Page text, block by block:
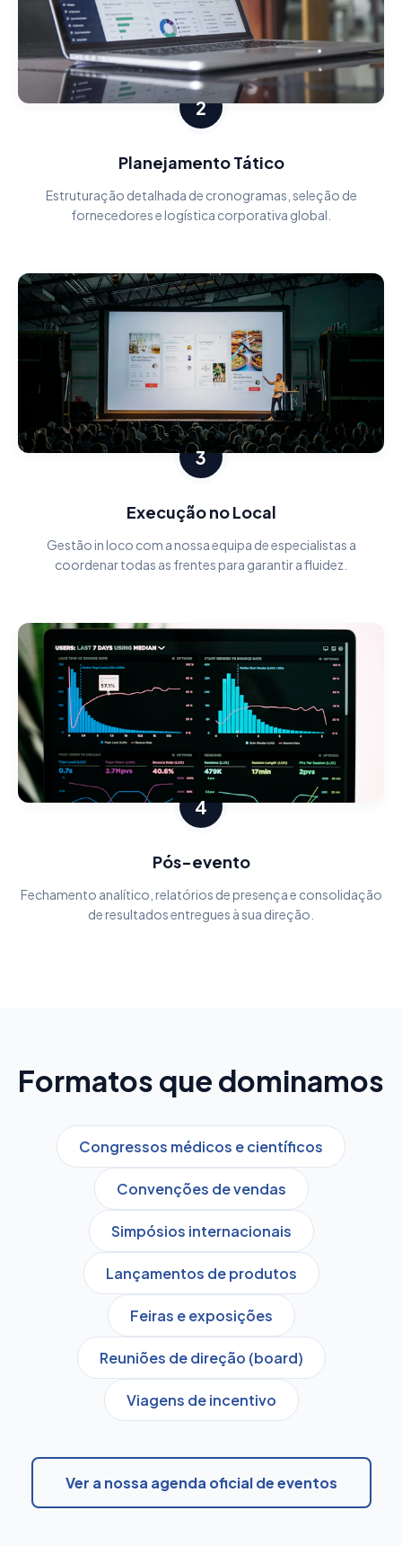
2
Planejamento Tático
Estruturação detalhada de cronogramas, seleção de
fornecedores e logística corporativa global.
3
Execução no Local
Gestão in loco com a nossa equipa de especialistas a
coordenar todas as frentes para garantir a fluidez.
4
Pós-evento
Fechamento analítico, relatórios de presença e consolidação
de resultados entregues à sua direção.
Formatos que dominamos
Congressos médicos e científicos
Convenções de vendas
Simpósios internacionais
Lançamentos de produtos
Feiras e exposições
Reuniões de direção (board)
Viagens de incentivo
Ver a nossa agenda oficial de eventos